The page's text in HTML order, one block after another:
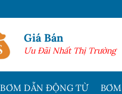
Giá Bán
Ưu Đãi Nhất Thị Trường
BƠM DẪN ĐỘNG TỪ